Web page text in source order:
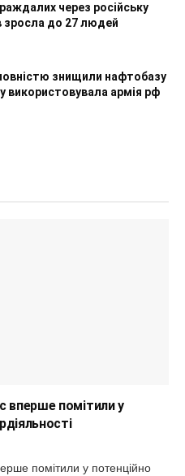
через російську
зросла до 27 людей
знищили нафтобазу
використовувала армія рф
вперше помітили у
помітили у потенційно